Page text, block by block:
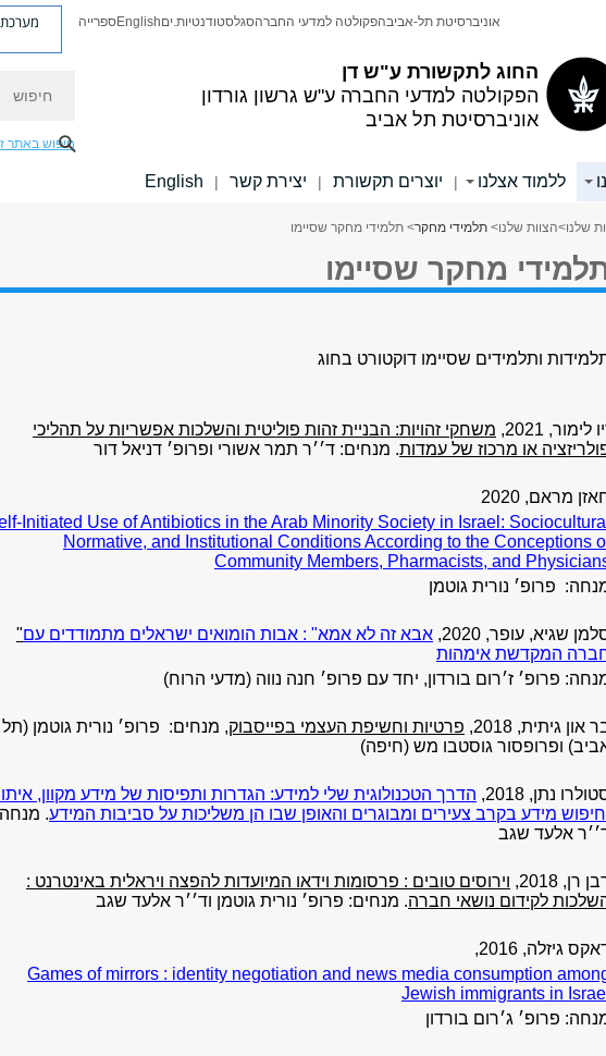
החוג לתקשורת ע"ש דן
הפקולטה למדעי החברה ע"ש גרשון גורדון
אוניברסיטת תל אביב
אוניברסיטת תל-אביבהפקולטה למדעי החברהסגלסטודנטיות.יםEnglishספרייה מערכת
חיפוש באתר
ללמוד אצלנו | יוצרים תקשורת | יצירת קשר |
English
שלנו>הצוות שלנו> תלמידי מחקר> תלמידי מחקר שסיימו
מחקר שסיימו
ותלמידים שסיימו דוקטורט בחוג
לימור, 2021,
משחקי זהויות: הבניית זהות פוליטית והשלכות אפשריות על תהליכי
או מרכוז של עמדות. מנחים: ד׳׳ר תמר אשורי ופרופ׳ דניאל דור
מראם, 2020
Initiated Use of Antibiotics in the Arab Minority Society in Israel: Sociocultural
Normative, and Institutional Conditions According to the Conceptions
Community Members, Pharmacists, and
פרופ׳ נורית גוטמן
שגיא, עופר, 2020, "אבא זה לא אמא" : אבות הומואים ישראלים מתמודדים עם
המקדשת אימהות
פרופ׳ ז׳רום בורדון, יחד עם פרופ׳ חנה נווה (מדעי הרוח)
און גיתית, 2018, פרטיות וחשיפת העצמי בפייסבוק, מנחים: פרופ׳ נורית גוטמן (תל
ופרופסור גוסטבו מש (חיפה)
נתן, 2018,
הדרך הטכנולוגית שלי למידע: הגדרות ותפיסות של מידע מקוון,
מידע בקרב צעירים ומבוגרים והאופן שבו הן משליכות על סביבות המידע.
אלעד שגב
רן, 2018,
וירוסים טובים : פרסומות וידאו המיועדות להפצה ויראלית באינטרנט :
לקידום נושאי חברה. מנחים: פרופ׳ נורית גוטמן וד׳׳ר אלעד שגב
גיזלה, 2016,
Games of mirrors : identity negotiation and news media consumption
Jewish immigrants in Israel
פרופ׳ ג׳רום בורדון